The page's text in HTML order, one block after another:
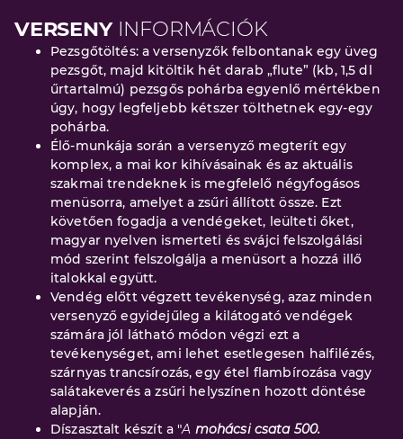
VERSENY INFORMÁCIÓK
Pezsgőtöltés: a versenyzők felbontanak egy üveg
pezsgőt, majd kitöltik hét darab „flute” (kb, 1,5 dl
űrtartalmú) pezsgős pohárba egyenlő mértékben
úgy, hogy legfeljebb kétszer tölthetnek egy-egy
pohárba.
Élő-munkája során a versenyző megterít egy
komplex, a mai kor kihívásainak és az aktuális
szakmai trendeknek is megfelelő négyfogásos
menüsorra, amelyet a zsűri állított össze. Ezt
követően fogadja a vendégeket, leülteti őket,
magyar nyelven ismerteti és svájci felszolgálási
mód szerint felszolgálja a menüsort a hozzá illő
italokkal együtt.
Vendég előtt végzett tevékenység, azaz minden
versenyző egyidejűleg a kilátogató vendégek
számára jól látható módon végzi ezt a
tevékenységet, ami lehet esetlegesen halfilézés,
szárnyas trancsírozás, egy étel flambírozása vagy
salátakeverés a zsűri helyszínen hozott döntése
alapján.
Díszasztalt készít a "A mohácsi csata 500.